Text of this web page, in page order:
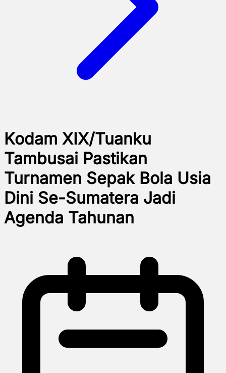
Kodam XIX/Tuanku
Tambusai Pastikan
Turnamen Sepak Bola Usia
Dini Se-Sumatera Jadi
Agenda Tahunan